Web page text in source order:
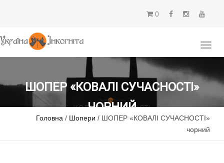
0
ШОПЕР «КОВАЛІ СУЧАСНОСТІ»
ЧОРНИЙ
Головна / Шопери / ШОПЕР «КОВАЛІ СУЧАСНОСТІ»
чорний